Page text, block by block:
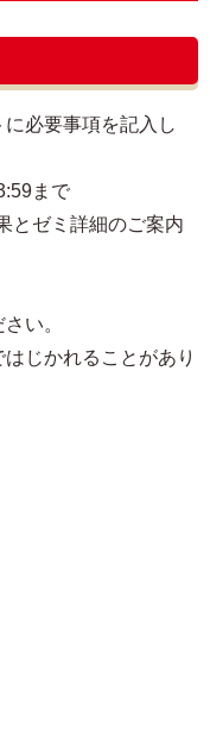
必要事項を記入し
まで
とゼミ詳細のご案内
い。
じかれることがあり